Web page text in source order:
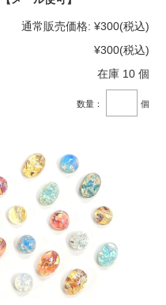
通常販売価格: ¥300(税込)
¥300(税込)
在庫 10 個
数量： 個